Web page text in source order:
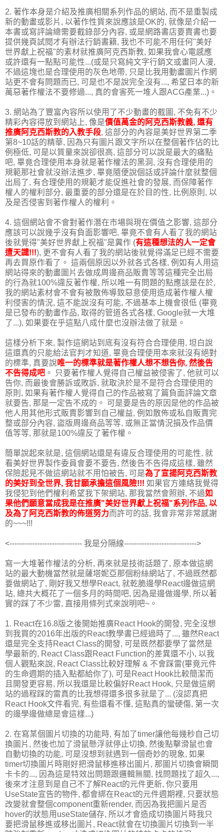
2. 著作本身是介紹及推廣相關系列作品的網站, 而不是重製成
新的動畫或影片, 以著作性質來說應該是OK的, 就像是介紹一
本書或寫評論總需要截錄部分內容, 或是網路書店要賣書也要
提供幾頁試閱才有辦法行銷書籍, 我也不可能不用任何"美好
世界獻上祝福"的素材就推廣阿克西斯教, 如果我會心電感應
或許還有一點點可能性...(或是只寫純文字行銷文或畫同人漫,
不過這塊也是合理使用的灰色地帶, 只是比我用動畫圖片作網
站更不會有問題而已, 可是也不是說完全沒有..., 希望日本的新
萬惡著作權法不要修過..., 真的會害死一堆人跟ACG產業...)。
3. 網站為了豐富內容所以使用了不少動畫的截圖, 不免有不少
精彩內容得放到網站上, 像是價值萬金的阿克西斯教義, 還有
推廣阿克西斯教的入教手段, 這部分的內容是美好世界第二季
第8~10話的精華, 因為只有圖片跟文字所以在整個著作佔的比
例極低, 可是以質量來說卻很高, 這部分可以說是最大的痛點
吧, 畢竟合理使用本身就是著作權法的黑洞, 沒有合理使用的
規範那社會就沒辦法進步, 畢竟隨便說個話或評論什麼就整個
出局了, 有合理使用的規範才能促進社會的發展, 而保障著作
權人的權利部分, 最重要的部分還是在於目的性, 比例原則, 以
及是否侵害到著作權人的權利。
4. 這個網站會不會對著作潛在市場與現在價值之影響, 這部分
應該可以說幾乎沒有負面影響吧, 畢竟不會有人看了我的網站
後就覺得"美好世界獻上祝福"是糞作 (有這種想法的人一定會
遭天譴!!!), 更不會有人看了我的網站後就覺得滿足已經不需要
再去買原作看了。 這兩個原因以外就各式各樣, 例如有人用這
網站得來的動畫圖片去做成周邊商品販賣等等這種完全出局
的行為就100%違反著作權, 所以唯一有問題的點應該是在於,
我的網站素材會不會有被散佈導致惡意使用造成著作權人權
利侵害的情況, 這不能說沒有可能, 不過基本上機會很低 (畢竟
是已發布的動畫作品, 取得的管道各式各樣, Google就一大堆
了...), 如果要在乎這點八成什麼也沒辦法做了就是。
這樣分析下來, 製作這網站到底有沒有符合合理使用, 坦白說
這還真的只能給法官判才知道, 畢竟合理使用本來就沒有絕對
的標準, 真要說唯一的標準就是著作權人想不想告你, 然後告
不告得成吧 。 只要著作權人覺得自己權益被侵害了, 他就可以
告你, 而最後會勝訴或敗訴, 就取決於是不是符合合理使用的
原則, 如果有著作權人覺得自己的作品被寫了篇負面評論文章
就要告, 那是一定告不成的。 可是要是告的原因是他的作品被
他人用其他形式販賣影響到自己權益, 例如散佈或私自販賣完
整或部分內容, 盜版周邊商品等等, 或無正當情況損及作品價
值等等, 那就是100%違反了著作權。
簡單說起來就是, 這個網站還是有違反合理使用的可能性, 就
看美好世界製作委員會要不要告, 然後告不告得成這樣, 雖然
保險起見不做這網站就不用怕被告, 可是為了宣揚阿克西斯教
的美好到全世界, 我甘願承擔這個風險!!! 如果官方連絡我覺得
我侵犯到他們權利希望我下架網站, 那我當然會照辦, 不過如
果他們願意當成我是在推廣"美好世界獻上祝福"系列作品, 以
及為了阿克西斯教的佈道努力而許可的話, 我會非常非常感謝
的~~~!!!
<----------------------------- 我是分隔線----------------------------->
寫一大堆著作權法的分析, 再來就是技術話題了, 原本做這網
站的最大動機當然就是薩塔妮亞那個粉絲網站了, 不過既然都
要做網站了, 剛好我又想學React, 就乾脆邊學React邊做這網
站, 總共大概花了一個多月的時間吧, 因為是邊做邊學, 所以著
實的踩了不少雷, 直接用條列式來說明吧~。
1. React在16.8版之後開始推廣React Hook的開發, 完全沒想
到我買的2016年出版的React教學書已經過時了..., 雖然React
還是完全支持React Class的開發, 可是既然都要學了當然是
學最新的, React Class跟React Function的差異還不小, 以我
個人觀點來說, React Class比較好理解 & 不會踩雷(畢竟元件
的生命週期的插入點都給你了), 可是React Hook比較簡潔而
且開發更容易, 所以我還是比較偏好React Hook, 只是做這網
站的過程踩的雷真的比我想得還多很多就是了... (沒認真把
React Hook文件看完, 有些還看不懂, 這點真的蠻硬傷, 第一次
的邊學邊做總是會這樣...)
2. 在寫某個圖片切換的功能時, 有加了timer讓他每幾秒自己切
換圖片, 然後也加了滑鼠懸浮就停止切換, 然後點擊滑鼠也會
自動切換的功能, 可是沒想到就遇到一個奇妙的現象, 如果
timer切換圖片時剛好把滑鼠移進移出圖片, 那圖片切換會瞬間
卡卡的..., 因為這是特效出問題跟邏輯無關, 找問題找了超久...,
後來才注意到是自己不了解React的元件更新, 你只要用
UseState宣告的物件, 都會綁在React的元件週期裡, 只要狀態
改變就會整個component重新render, 而因為我把圖片是否
hover的狀態用useState儲存, 所以才會造成切換圖片時我只
要把滑鼠移進或移出圖片, React就會在切換圖片切換到一半